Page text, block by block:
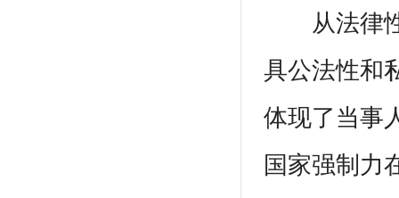
从法律性
具公法性和
体现了当事
国家强制力